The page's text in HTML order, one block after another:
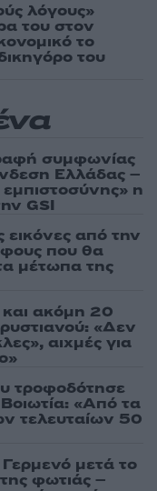
λόγους»
του στον
το
του
συμφωνίας
Ελλάδας –
η
GSI
από την
που θα
μέτωπα της
ακόμη 20
«Δεν
αιχμές για
τροφοδότησε
Βοιωτία: «Από τα
τελευταίων 50
μετά το
φωτιάς –